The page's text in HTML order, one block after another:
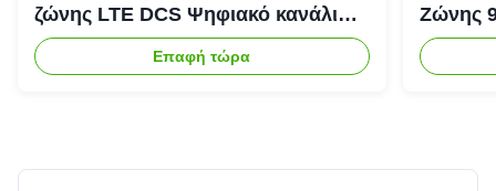
ζώνης LTE DCS Ψηφιακό κανάλι
Επιλεκτικό επαναλαμβανόμενο
Bda Pico
Επαφή τώρα
Ζώνης